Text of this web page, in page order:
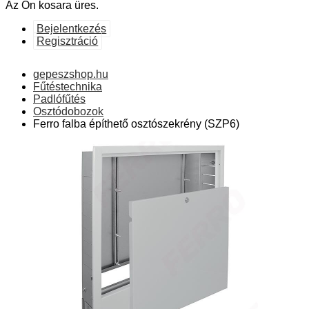
Az Ön kosara üres.
Bejelentkezés
Regisztráció
gepeszshop.hu
Fűtéstechnika
Padlófűtés
Osztódobozok
Ferro falba építhető osztószekrény (SZP6)